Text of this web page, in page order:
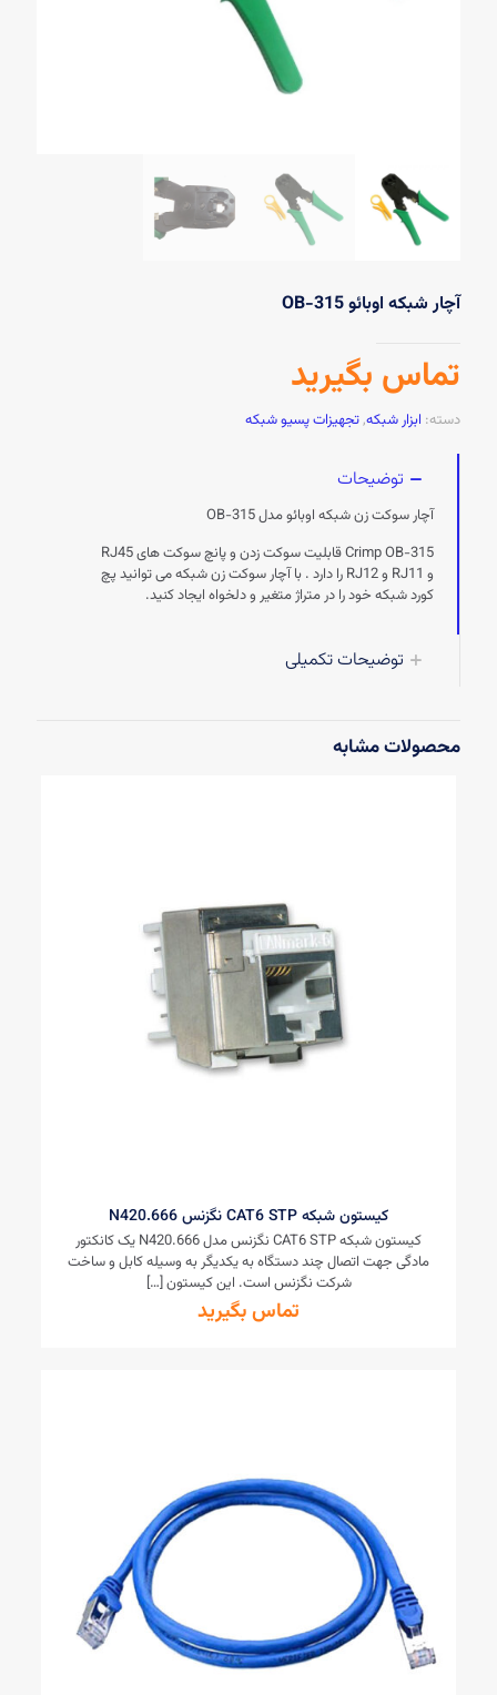
آچار شبکه اوبائو OB-315
تماس بگیرید
دسته: ابزار شبکه,تجهیزات پسیو شبکه
توضیحات
آچار سوکت زن شبکه اوبائو مدل OB-315
Crimp OB-315 قابلیت سوکت زدن و پانچ سوکت های RJ45
و RJ11 و RJ12 را دارد . با آچار سوکت زن شبکه می توانید پچ
کورد شبکه خود را در متراژ متغیر و دلخواه ایجاد کنید.
توضیحات تکمیلی
محصولات مشابه
کیستون شبکه CAT6 STP نگزنس N420.666
کیستون شبکه CAT6 STP نگزنس مدل N420.666 یک کانکتور
مادگی جهت اتصال چند دستگاه به یکدیگر به وسیله کابل و ساخت
شرکت نگزنس است. این کیستون[…]
تماس بگیرید